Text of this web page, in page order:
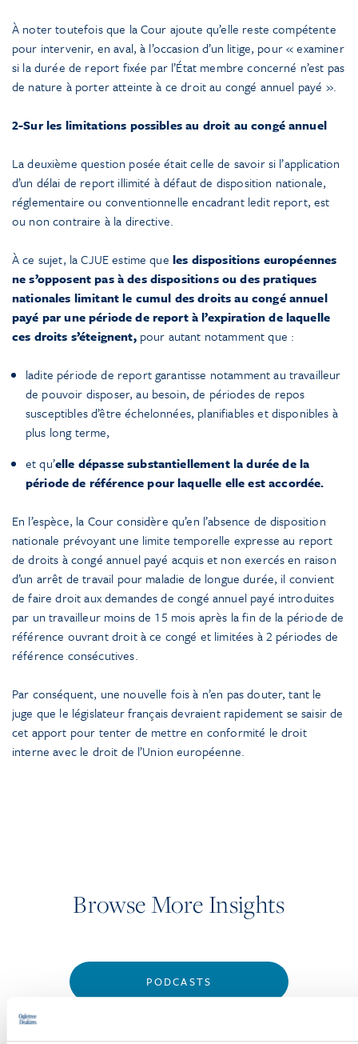
À noter toutefois que la Cour ajoute qu’elle reste compétente
pour intervenir, en aval, à l’occasion d’un litige, pour « examiner
si la durée de report fixée par l’État membre concerné n’est pas
de nature à porter atteinte à ce droit au congé annuel payé ».
2-Sur les limitations possibles au droit au congé annuel
La deuxième question posée était celle de savoir si l’application
d’un délai de report illimité à défaut de disposition nationale,
réglementaire ou conventionnelle encadrant ledit report, est
ou non contraire à la directive.
À ce sujet, la CJUE estime que les dispositions européennes
ne s’opposent pas à des dispositions ou des pratiques
nationales limitant le cumul des droits au congé annuel
payé par une période de report à l’expiration de laquelle
ces droits s’éteignent, pour autant notamment que :
ladite période de report garantisse notamment au travailleur
de pouvoir disposer, au besoin, de périodes de repos
susceptibles d’être échelonnées, planifiables et disponibles à
plus long terme,
et qu’elle dépasse substantiellement la durée de la
période de référence pour laquelle elle est accordée.
En l’espèce, la Cour considère qu’en l’absence de disposition
nationale prévoyant une limite temporelle expresse au report
de droits à congé annuel payé acquis et non exercés en raison
d’un arrêt de travail pour maladie de longue durée, il convient
de faire droit aux demandes de congé annuel payé introduites
par un travailleur moins de 15 mois après la fin de la période de
référence ouvrant droit à ce congé et limitées à 2 périodes de
référence consécutives.
Par conséquent, une nouvelle fois à n’en pas douter, tant le
juge que le législateur français devraient rapidement se saisir de
cet apport pour tenter de mettre en conformité le droit
interne avec le droit de l’Union européenne.
Browse More Insights
PODCASTS